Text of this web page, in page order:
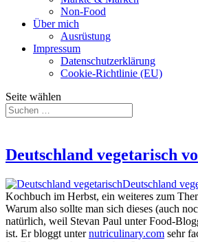
Non-Food
Über mich
Ausrüstung
Impressum
Datenschutzerklärung
Cookie-Richtlinie (EU)
Seite wählen
Deutschland vegetarisch
Deutschland
Kochbuch im Herbst, ein weiteres zum
Warum also sollte man sich dieses (auch
natürlich, weil Stevan Paul unter Food-
ist. Er bloggt unternutriculinary.com sehr